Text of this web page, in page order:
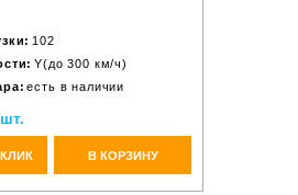
102
Y(до 300 км/ч)
есть в наличии
В КОРЗИНУ